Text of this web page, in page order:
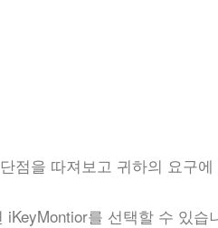
점을 따져보고 귀하의 요구에
를 선택할 수 있습